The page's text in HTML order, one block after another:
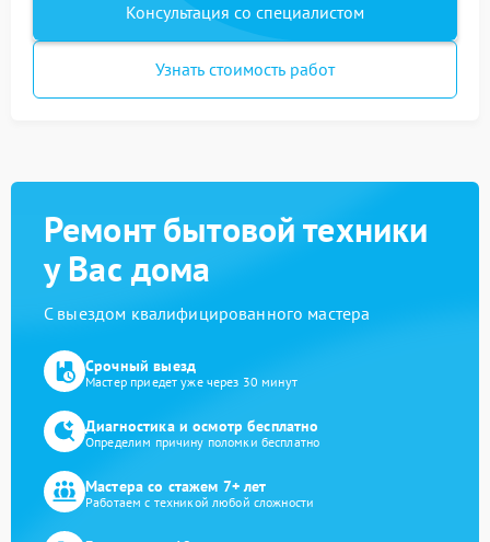
Консультация со специалистом
Узнать стоимость работ
Ремонт бытовой техники
у Вас дома
С выездом квалифицированного мастера
Срочный выезд
Мастер приедет уже через 30 минут
Диагностика и осмотр бесплатно
Определим причину поломки бесплатно
Мастера со стажем 7+ лет
Работаем с техникой любой сложности